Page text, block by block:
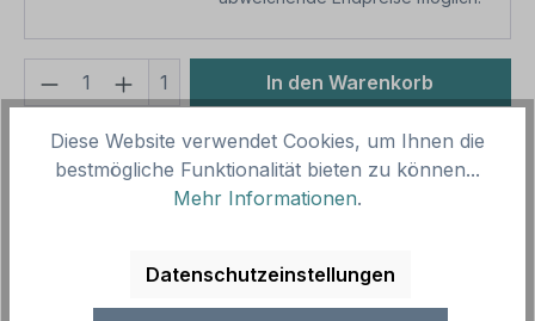
Produkt Anzahl: Gib den
1 In den Warenkorb
Produktnummer:SH15997.3
Vorlagenummer: TX-A-357
Betriebsschild - In diesem Bereich keine Speisen
Diese Website verwendet Cookies, um Ihnen die
bestmögliche Funktionalität bieten zu können...
Mehr Informationen.
Datenschutzeinstellungen